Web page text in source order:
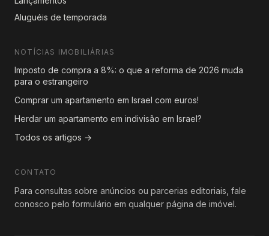
Aluguéis de temporada
NOTÍCIAS IMOBILIÁRIAS
Imposto de compra a 8%: o que a reforma de 2026 muda
para o estrangeiro
Comprar um apartamento em Israel com euros!
Herdar um apartamento em indivisão em Israel?
Todos os artigos →
CONTATO
Para consultas sobre anúncios ou parcerias editoriais, fale
conosco pelo formulário em qualquer página de imóvel.